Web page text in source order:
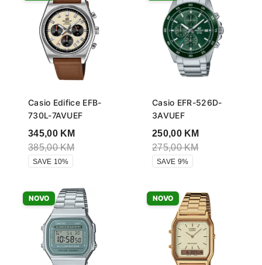
Casio Edifice EFB-
730L-7AVUEF
345,00 KM
385,00KM
SAVE 10%
Casio EFR-526D-
3AVUEF
250,00 KM
275,00KM
SAVE 9%
NOVO NOVO